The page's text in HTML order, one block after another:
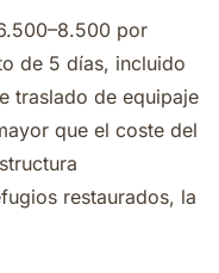
por
de 5 días, incluido
traslado de equipaje
que el coste del
restaurados, la